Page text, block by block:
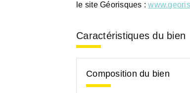
le site Géorisques :
Caractéristiques du bien
Composition du bien